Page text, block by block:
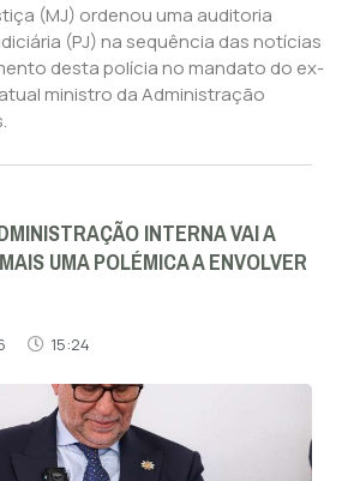
(MJ) ordenou uma auditoria
(PJ) na sequência das notícias
desta polícia no mandato do ex-
ministro da Administração
INTERNA VAI A
UMA POLÉMICA A ENVOLVER
15:24